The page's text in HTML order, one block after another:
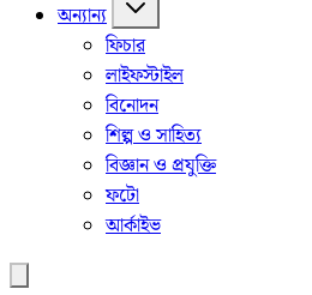
অন্যান্য
ফিচার
লাইফস্টাইল
বিনোদন
শিল্প ও সাহিত্য
বিজ্ঞান ও প্রযুক্তি
ফটো
আর্কাইভ